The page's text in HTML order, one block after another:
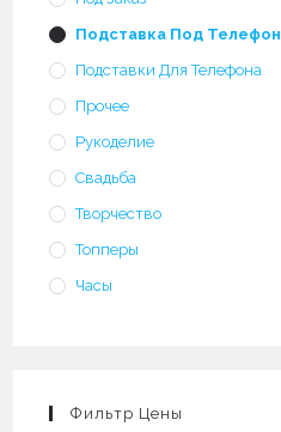
Подставка Под Телефон
Подставки Для Телефона
Прочее
Рукоделие
Свадьба
Творчество
Топперы
Часы
Фильтр Цены